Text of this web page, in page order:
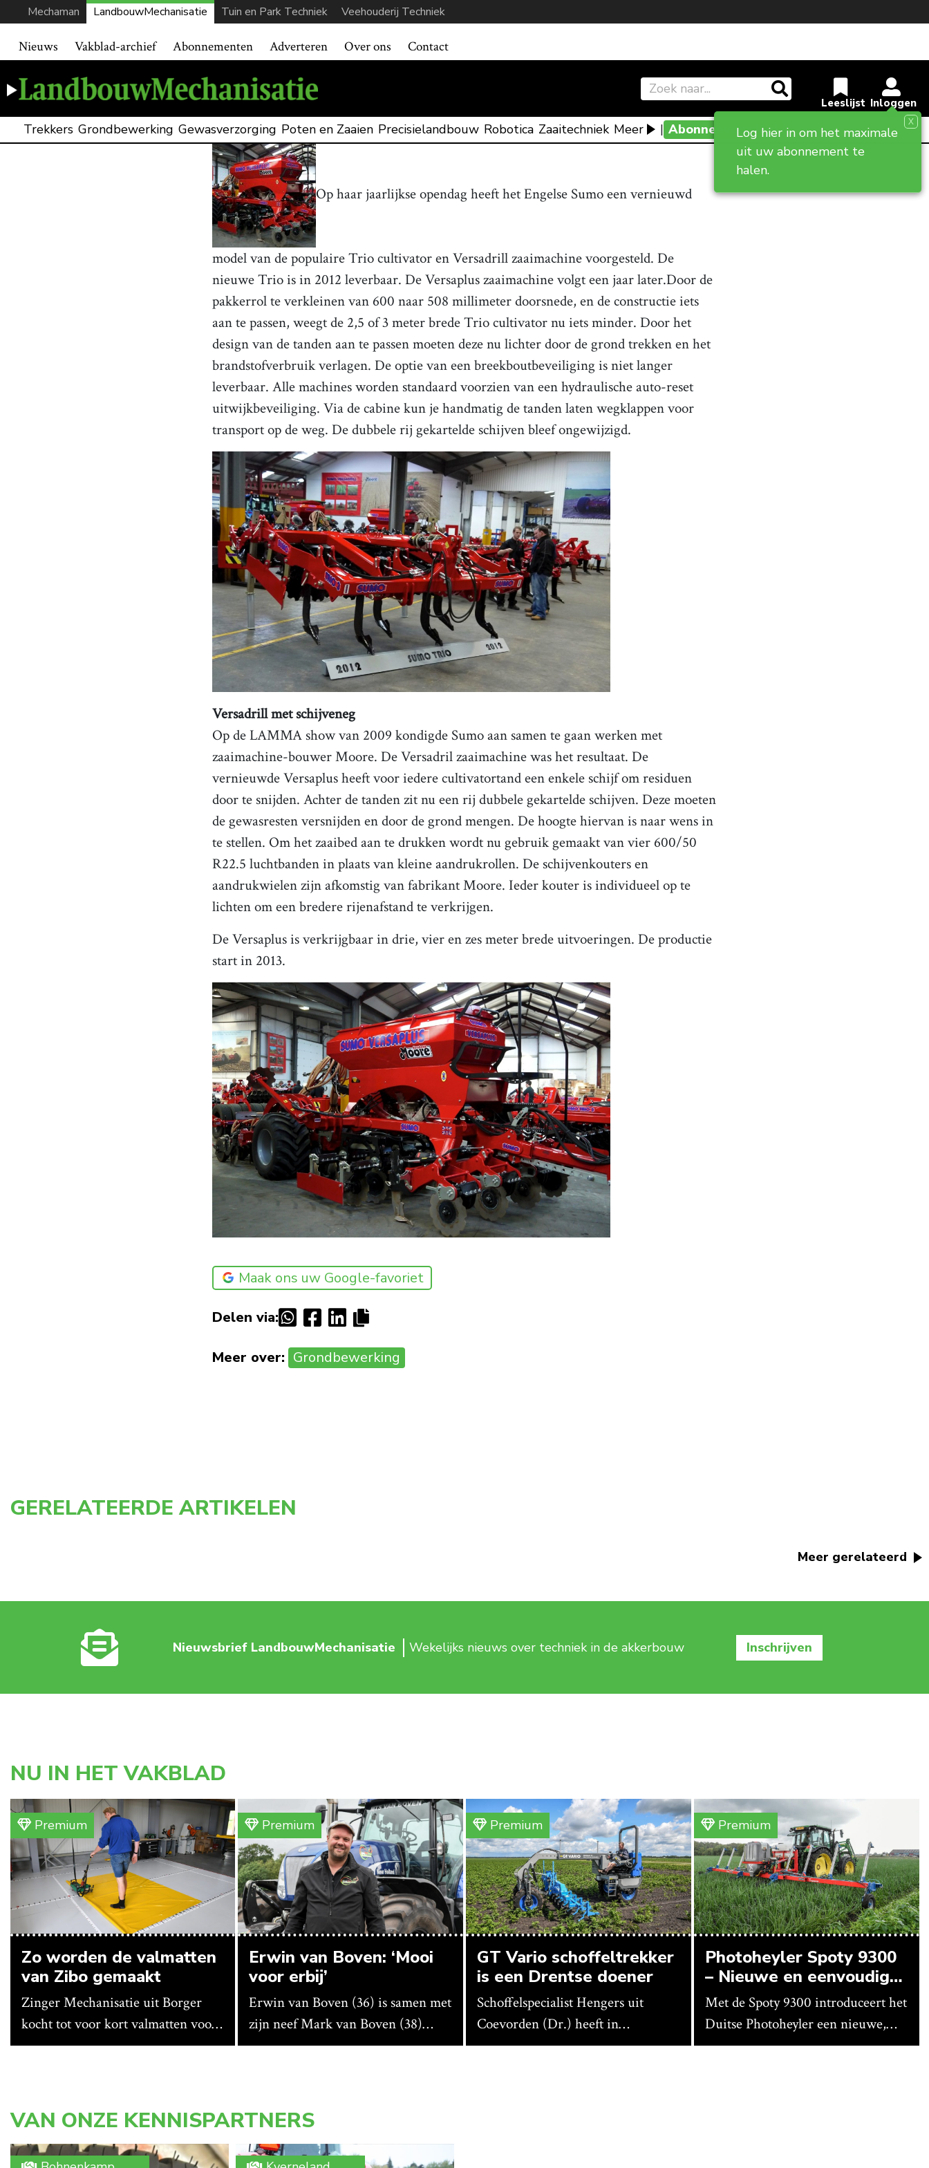
Mechaman LandbouwMechanisatie Tuin en Park Techniek Veehouderij Techniek
Nieuws Vakblad-archief Abonnementen Adverteren Over ons Contact
Log hier in om het maximale
uit uw abonnement te
halen.
X
Trekkers Grondbewerking Gewasverzorging Poten en Zaaien Precisielandbouw Robotica Zaaitechniek Meer | Abonneevoordeel
Op haar jaarlijkse opendag heeft het Engelse Sumo een vernieuwd
model van de populaire Trio cultivator en Versadrill zaaimachine voorgesteld. De
nieuwe Trio is in 2012 leverbaar. De Versaplus zaaimachine volgt een jaar later.Door de
pakkerrol te verkleinen van 600 naar 508 millimeter doorsnede, en de constructie iets
aan te passen, weegt de 2,5 of 3 meter brede Trio cultivator nu iets minder. Door het
design van de tanden aan te passen moeten deze nu lichter door de grond trekken en het
brandstofverbruik verlagen. De optie van een breekboutbeveiliging is niet langer
leverbaar. Alle machines worden standaard voorzien van een hydraulische auto-reset
uitwijkbeveiliging. Via de cabine kun je handmatig de tanden laten wegklappen voor
transport op de weg. De dubbele rij gekartelde schijven bleef ongewijzigd.
Versadrill met schijveneg
Op de LAMMA show van 2009 kondigde Sumo aan samen te gaan werken met
zaaimachine-bouwer Moore. De Versadril zaaimachine was het resultaat. De
vernieuwde Versaplus heeft voor iedere cultivatortand een enkele schijf om residuen
door te snijden. Achter de tanden zit nu een rij dubbele gekartelde schijven. Deze moeten
de gewasresten versnijden en door de grond mengen. De hoogte hiervan is naar wens in
te stellen. Om het zaaibed aan te drukken wordt nu gebruik gemaakt van vier 600/50
R22.5 luchtbanden in plaats van kleine aandrukrollen. De schijvenkouters en
aandrukwielen zijn afkomstig van fabrikant Moore. Ieder kouter is individueel op te
lichten om een bredere rijenafstand te verkrijgen.
De Versaplus is verkrijgbaar in drie, vier en zes meter brede uitvoeringen. De productie
start in 2013.
Maak ons uw Google-favoriet
Delen via:
Meer over: Grondbewerking
GERELATEERDE ARTIKELEN
Meer gerelateerd
Nieuwsbrief LandbouwMechanisatie Wekelijks nieuws over techniek in de akkerbouw Inschrijven
NU IN HET VAKBLAD
Premium
Zo worden de valmatten
van Zibo gemaakt
Zinger Mechanisatie uit Borger
kocht tot voor kort valmatten voor
de kieperbodem in. Maar vanwege
Premium
Erwin van Boven: ‘Mooi
voor erbij’
Erwin van Boven (36) is samen met
zijn neef Mark van Boven (38)
eigenaar van een gemengd bedrijf
waar ze vleeskippen houden. In de
schuur vooraan is het qua trekkers
allemaal blauw, waaronder de New
Premium
GT Vario schoffeltrekker
is een Drentse doener
Schoffelspecialist Hengers uit
Coevorden (Dr.) heeft in
samenwerking met
Premium
Photoheyler Spoty 9300
– Nieuwe en eenvoudige
spotsprayer
Met de Spoty 9300 introduceert het
Duitse Photoheyler een nieuwe,
eenvoudige spotsprayer. Meest
VAN ONZE KENNISPARTNERS